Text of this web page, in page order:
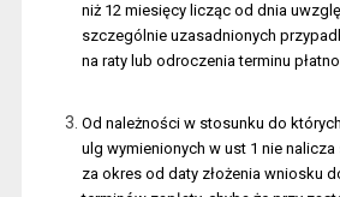
niż 12 miesięcy licząc od dnia
szczególnie uzasadnionych
na raty lub odroczenia terminu
Od należności w stosunku do
ulg wymienionych w ust 1 nie
za okres od daty złożenia wniosku